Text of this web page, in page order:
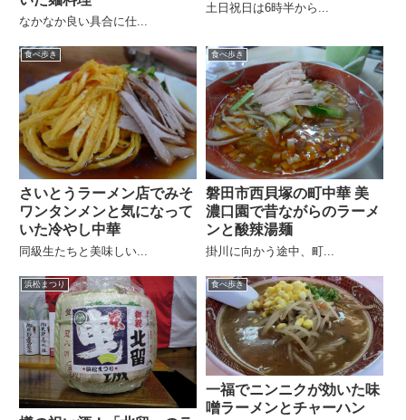
なかなか良い具合に仕...
土日祝日は6時半から...
食べ歩き
さいとうラーメン店でみそ
ワンタンメンと気になって
いた冷やし中華
同級生たちと美味しい...
食べ歩き
磐田市西貝塚の町中華 美
濃口園で昔ながらのラーメ
ンと酸辣湯麺
掛川に向かう途中、町...
浜松まつり 食べ歩き
一福でニンニクが効いた味
噌ラーメンとチャーハン